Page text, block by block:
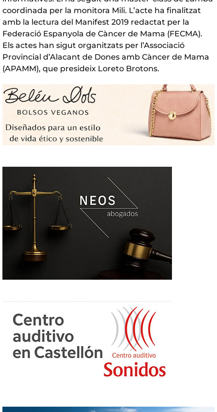
coordinada per la monitora Mili. L’acte ha finalitzat
amb la lectura del Manifest 2019 redactat per la
Federació Espanyola de Càncer de Mama (FECMA).
Els actes han sigut organitzats per l’Associació
Provincial d’Alacant de Dones amb Càncer de Mama
(APAMM), que presideix Loreto Brotons.